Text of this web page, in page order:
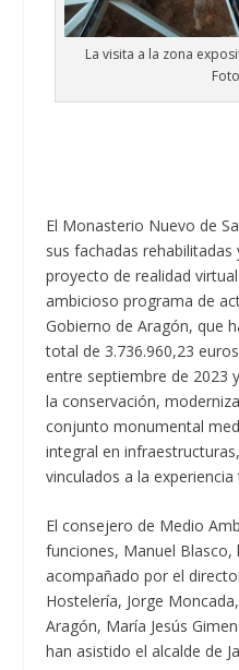
La visita a la zona
El Monasterio Nuevo de
sus fachadas
proyecto de realidad
ambicioso programa de
Gobierno de Aragón, que
total de 3.736.960,23
entre septiembre de 2023
la conservación,
conjunto monumental
integral en
vinculados a la experiencia
El consejero de Medio
funciones, Manuel Blasco,
acompañado por el
Hostelería, Jorge
Aragón, María Jesús
han asistido el alcalde de